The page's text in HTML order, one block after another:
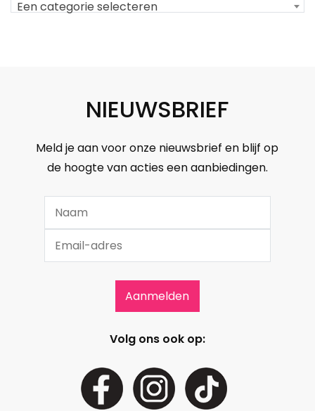
Een categorie selecteren
NIEUWSBRIEF
Meld je aan voor onze nieuwsbrief en blijf op
de hoogte van acties een aanbiedingen.
Volg ons ook op: